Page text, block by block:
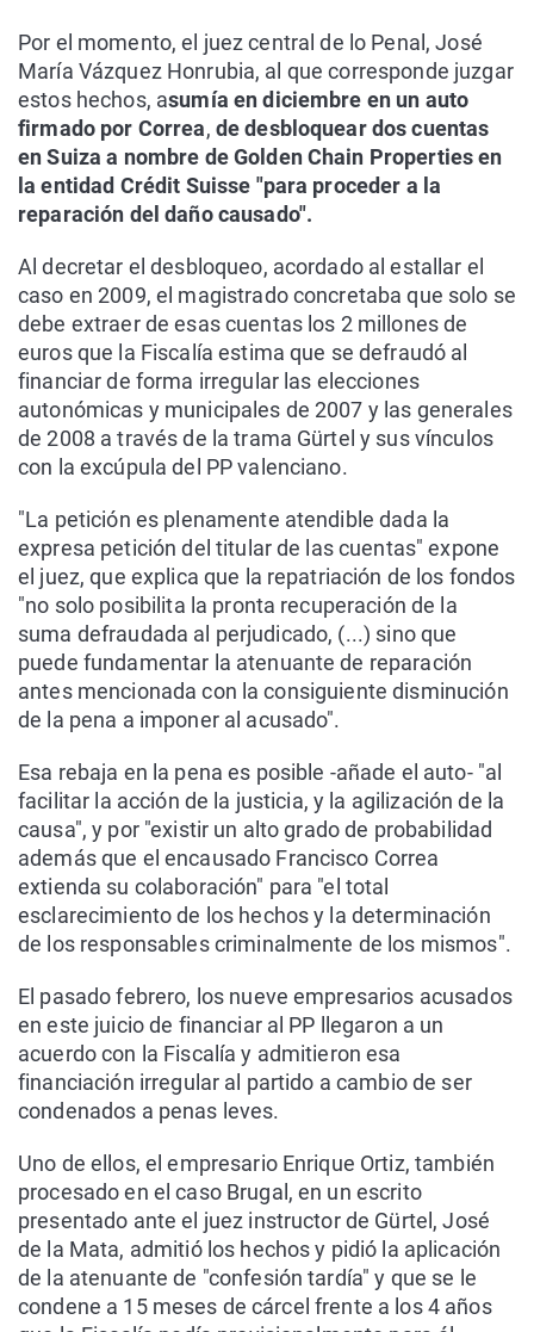
Por el momento, el juez central de lo Penal, José
María Vázquez Honrubia, al que corresponde juzgar
estos hechos, asumía en diciembre en un auto
firmado por Correa, de desbloquear dos cuentas
en Suiza a nombre de Golden Chain Properties en
la entidad Crédit Suisse "para proceder a la
reparación del daño causado".
Al decretar el desbloqueo, acordado al estallar el
caso en 2009, el magistrado concretaba que solo se
debe extraer de esas cuentas los 2 millones de
euros que la Fiscalía estima que se defraudó al
financiar de forma irregular las elecciones
autonómicas y municipales de 2007 y las generales
de 2008 a través de la trama Gürtel y sus vínculos
con la excúpula del PP valenciano.
"La petición es plenamente atendible dada la
expresa petición del titular de las cuentas" expone
el juez, que explica que la repatriación de los fondos
"no solo posibilita la pronta recuperación de la
suma defraudada al perjudicado, (...) sino que
puede fundamentar la atenuante de reparación
antes mencionada con la consiguiente disminución
de la pena a imponer al acusado".
Esa rebaja en la pena es posible -añade el auto- "al
facilitar la acción de la justicia, y la agilización de la
causa", y por "existir un alto grado de probabilidad
además que el encausado Francisco Correa
extienda su colaboración" para "el total
esclarecimiento de los hechos y la determinación
de los responsables criminalmente de los mismos".
El pasado febrero, los nueve empresarios acusados
en este juicio de financiar al PP llegaron a un
acuerdo con la Fiscalía y admitieron esa
financiación irregular al partido a cambio de ser
condenados a penas leves.
Uno de ellos, el empresario Enrique Ortiz, también
procesado en el caso Brugal, en un escrito
presentado ante el juez instructor de Gürtel, José
de la Mata, admitió los hechos y pidió la aplicación
de la atenuante de "confesión tardía" y que se le
condene a 15 meses de cárcel frente a los 4 años